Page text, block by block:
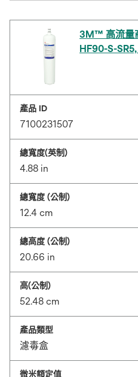
3M™ 高流量
HF90-S-
產品 ID
7100231507
總寬度(英制)
4.88 in
總寬度 (公制)
12.4 cm
總高度 (公制)
20.66 in
高(公制)
52.48 cm
產品類型
濾毒盒
微米額定值